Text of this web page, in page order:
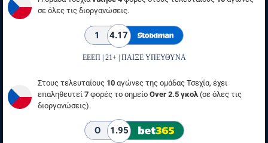
σε όλες τις διοργανώσεις.
1 4.17
ΕΕΕΠ | 21+ | ΠΑΙΞΕ ΥΠΕΥΘΥΝΑ
Στους τελευταίους 10 αγώνες της ομάδας Τσεχία, έχει
επαληθευτεί 7 φορές το σημείο Over 2.5 γκολ (σε όλες τις
διοργανώσεις).
O 1.95